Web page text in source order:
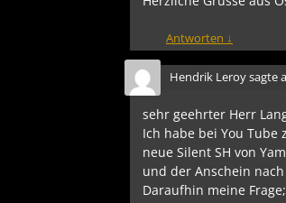
Antworten ↓
Hendrik Leroysagte
sehr geehrter Herr
Ich habe bei You
neue Silent SH von
und der Anschein
Daraufhin meine